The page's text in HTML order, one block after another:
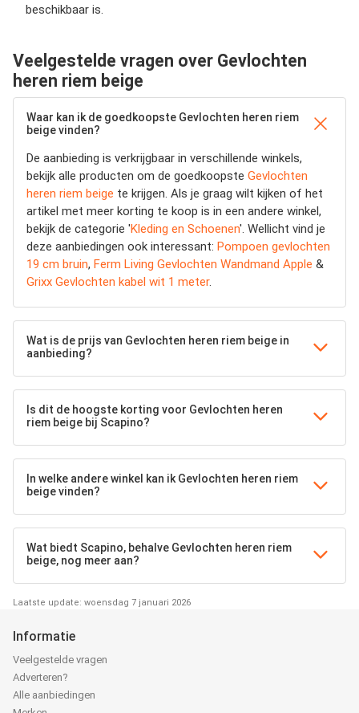
beschikbaar is.
Veelgestelde vragen over Gevlochten
heren riem beige
Waar kan ik de goedkoopste Gevlochten heren riem
beige vinden?
De aanbieding is verkrijgbaar in verschillende winkels,
bekijk alle producten om de goedkoopste Gevlochten
heren riem beige te krijgen. Als je graag wilt kijken of het
artikel met meer korting te koop is in een andere winkel,
bekijk de categorie 'Kleding en Schoenen'. Wellicht vind je
deze aanbiedingen ook interessant: Pompoen gevlochten
19 cm bruin, Ferm Living Gevlochten Wandmand Apple &
Grixx Gevlochten kabel wit 1 meter.
Wat is de prijs van Gevlochten heren riem beige in
aanbieding?
Is dit de hoogste korting voor Gevlochten heren
riem beige bij Scapino?
In welke andere winkel kan ik Gevlochten heren riem
beige vinden?
Wat biedt Scapino, behalve Gevlochten heren riem
beige, nog meer aan?
Laatste update: woensdag 7 januari 2026
Informatie
Veelgestelde vragen
Adverteren?
Alle aanbiedingen